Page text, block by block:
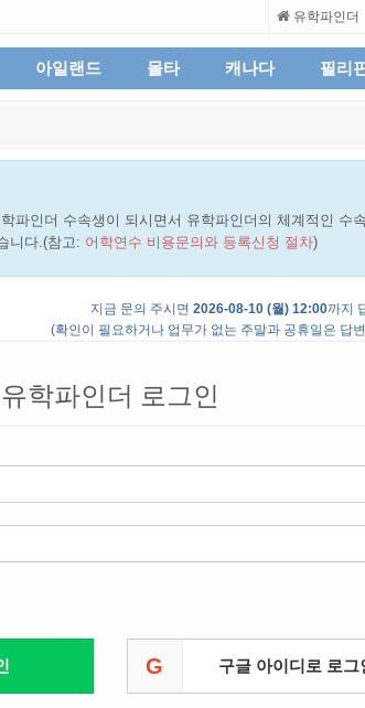
유학파인더
아일랜드 몰타 캐나다 필리핀
파인더 수속생이 되시면서 유학파인더의 체계적인 수
니다.(참고: 어학연수 비용문의와 등록신청 절차)
지금 문의 주시면 2026-08-10 (월) 12:00까지
(확인이 필요하거나 업무가 없는 주말과 공휴일은 답
유학파인더 로그인
G 구글 아이디로 로그